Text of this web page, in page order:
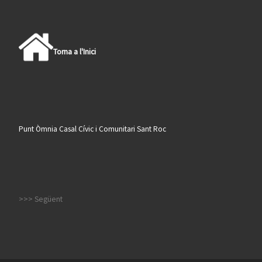
Torna a l'Inici
Punt Òmnia Casal Cívic i Comunitari Sant Roc
>>> Següent